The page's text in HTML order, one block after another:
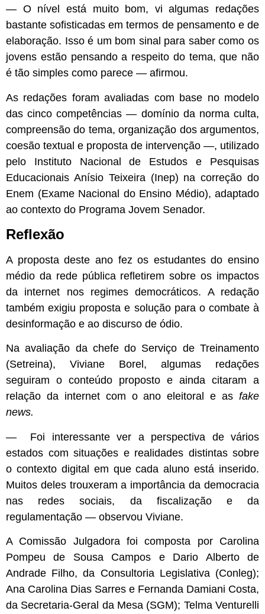
— O nível está muito bom, vi algumas redações
bastante sofisticadas em termos de pensamento e de
elaboração. Isso é um bom sinal para saber como os
jovens estão pensando a respeito do tema, que não
é tão simples como parece — afirmou.
As redações foram avaliadas com base no modelo
das cinco competências — domínio da norma culta,
compreensão do tema, organização dos argumentos,
coesão textual e proposta de intervenção —, utilizado
pelo Instituto Nacional de Estudos e Pesquisas
Educacionais Anísio Teixeira (Inep) na correção do
Enem (Exame Nacional do Ensino Médio), adaptado
ao contexto do Programa Jovem Senador.
Reflexão
A proposta deste ano fez os estudantes do ensino
médio da rede pública refletirem sobre os impactos
da internet nos regimes democráticos. A redação
também exigiu proposta e solução para o combate à
desinformação e ao discurso de ódio.
Na avaliação da chefe do Serviço de Treinamento
(Setreina), Viviane Borel, algumas redações
seguiram o conteúdo proposto e ainda citaram a
relação da internet com o ano eleitoral e as fake
news.
— Foi interessante ver a perspectiva de vários
estados com situações e realidades distintas sobre
o contexto digital em que cada aluno está inserido.
Muitos deles trouxeram a importância da democracia
nas redes sociais, da fiscalização e da
regulamentação — observou Viviane.
A Comissão Julgadora foi composta por Carolina
Pompeu de Sousa Campos e Dario Alberto de
Andrade Filho, da Consultoria Legislativa (Conleg);
Ana Carolina Dias Sarres e Fernanda Damiani Costa,
da Secretaria-Geral da Mesa (SGM); Telma Venturelli